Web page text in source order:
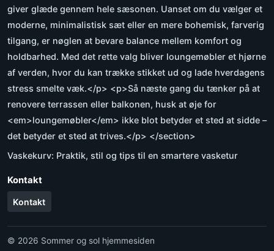
giver glæde gennem hele sæsonen. Uanset om du vælger et
moderne, minimalistisk sæt eller en mere bohemisk, farverig
tilgang, er nøglen at bevare balance mellem komfort og
holdbarhed. Med det rette valg bliver loungemøbler et hjørne
af verden, hvor du kan trække stikket ud og lade hverdagens
stress smelte væk.</p> <p>Så næste gang du tænker på at
renovere terrassen eller balkonen, husk at øje for
<em>loungemøbler</em> ikke blot betyder et sted at sidde –
det betyder et sted at trives.</p> </section>
Vaskekurv: Praktik, stil og tips til en smartere vasketur
Kontakt
Kontakt
© 2026 Sommer og sol hjemmesiden